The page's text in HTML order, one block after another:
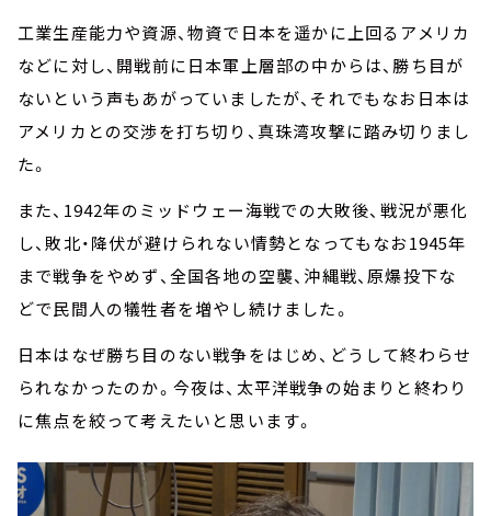
工業生産能力や資源、物資で日本を遥かに上回るアメリカ
などに対し、開戦前に日本軍上層部の中からは、勝ち目が
ないという声もあがっていましたが、それでもなお日本は
アメリカとの交渉を打ち切り、真珠湾攻撃に踏み切りまし
た。
また、1942年のミッドウェー海戦での大敗後、戦況が悪化
し、敗北・降伏が避けられない情勢となってもなお1945年
まで戦争をやめず、全国各地の空襲、沖縄戦、原爆投下な
どで民間人の犠牲者を増やし続けました。
日本はなぜ勝ち目のない戦争をはじめ、どうして終わらせ
られなかったのか。今夜は、太平洋戦争の始まりと終わり
に焦点を絞って考えたいと思います。